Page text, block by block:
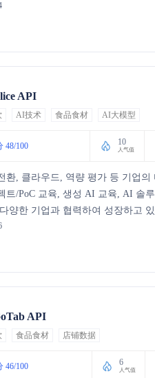
、害怕提问等问题，提升顾客满
API
AI技术 食品食材 AI大模型
48/100 10
人气值
환, 클라우드, 역량 평가 등 기업
트/PoC 교육, 생성 AI 교육, AI 솔
양한 기업과 협력하여 성장하고
.
API
食品食材 店铺数据
46/100 6
人气值